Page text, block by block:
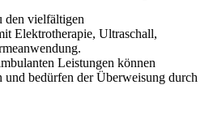
den vielfältigen
Elektrotherapie, Ultraschall,
Leistungen können
bedürfen der Überweisung durch